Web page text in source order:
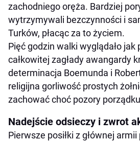
zachodniego oręża. Bardziej
wytrzymywali bezczynności i
Turków, płacąc za to życiem.
Pięć godzin walki wyglądało jak
całkowitej zagłady awangardy
determinacja Boemunda i
religijna gorliwość prostych
zachować choć pozory
Nadejście odsieczy i zwrot
Pierwsze posiłki z głównej armii